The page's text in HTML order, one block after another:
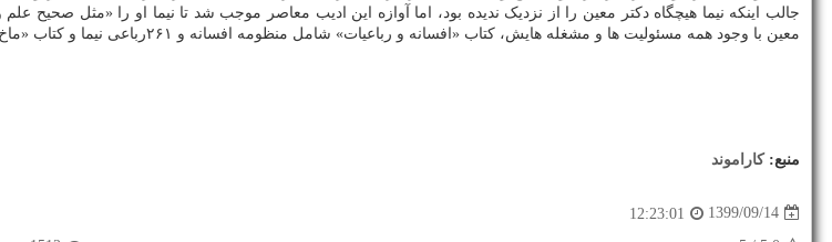
جالب اینکه نیما هیچگاه دکتر معین را از نزدیک ندیده بود، اما آوازه این ادیب معاصر موجب شد تا نیما او را «مثل
معین با وجود همه مسئولیت ها و مشغله هایش، کتاب «افسانه و رباعیات» شامل منظومه افسانه و ۲۶۱رباعی نیما و کتاب «ماخ اولا» را به چاپ برساند.
منبع:كاراموند
1399/09/14
12:23:01